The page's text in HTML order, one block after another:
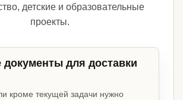
детские и образовательные
проекты.
для доставки
кроме текущей задачи нужно